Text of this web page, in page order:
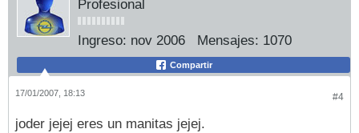
Profesional
Ingreso: nov 2006 Mensajes: 1070
Compartir
#4
17/01/2007, 18:13
joder jejej eres un manitas jejej.